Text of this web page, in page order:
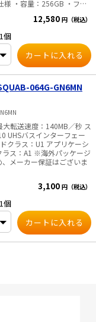
ス：Up to 100MB／s ・シ
時の温度範囲：-10～85℃
／RCM、UKCA、EAC、
クラス：30（V30） ・UHS
） ・スピードクラス：
ジ（海外流通品）のた
いません。
12,580 円（税込）
個
064G-GN6MN
転送速度：140MB／秒 ス
UHSバスインターフェー
クラス：U1 アプリケーシ
ラス：A1 ※海外パッケージ
、メーカー保証はございま
3,100 円（税込）
個